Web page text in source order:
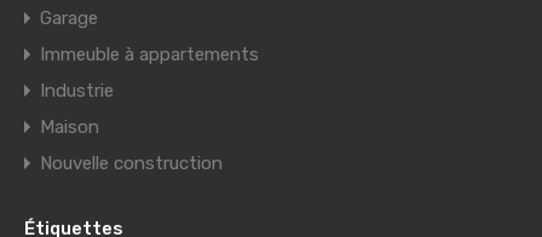
Garage
Immeuble à appartements
Industrie
Maison
Nouvelle construction
Étiquettes